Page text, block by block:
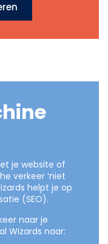
je website of
verkeer ‘niet
helpt je op
(SEO).
naar je
Wizards naar: